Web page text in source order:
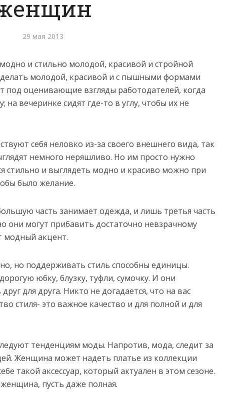
29 мая 2013
и стильно молодой, красивой и стройной
молодой, красивой и с пышными формами
под оценивающие взгляды работодателей, когда
на вечеринке сидят где-то в углу, чтобы их не
себя неловко из-за своего внешнего вида, так
немного неряшливо. Но им просто нужно
стильно и выглядеть модно и красиво можно при
было желание.
часть занимает одежда, и лишь третья часть
они могут прибавить достаточно невзрачному
модный акцент.
но поддерживать стиль способны единицы.
юбку, блузку, туфли, сумочку. И они
для друга. Никто не догадается, что на вас
стиля- это важное качество и для полной и для
тенденциям моды. Напротив, мода, следит за
Женщина может надеть платье из коллекции
такой аксессуар, который актуален в этом сезоне.
пусть даже полная.